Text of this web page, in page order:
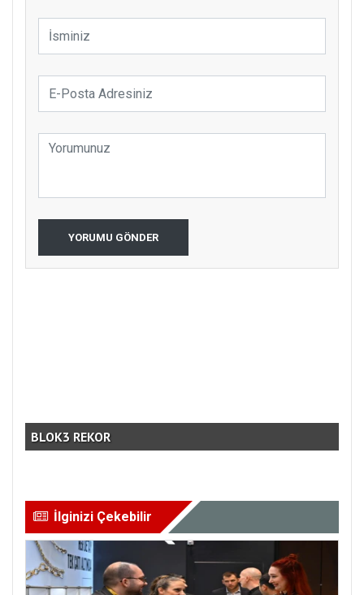
YORUMU GÖNDER
BLOK3 REKOR
İlginizi Çekebilir